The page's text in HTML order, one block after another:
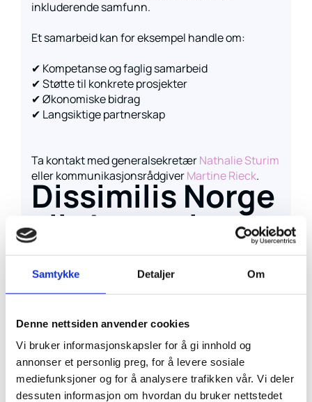
Samtykke Detaljer Om
Denne nettsiden anvender cookies
Vi bruker informasjonskapsler for å gi innhold og
annonser et personlig preg, for å levere sosiale
mediefunksjoner og for å analysere trafikken vår. Vi deler
dessuten informasjon om hvordan du bruker nettstedet
inkluderende samfunn.
Et samarbeid kan for eksempel handle om:
✔ Kompetanse og faglig samarbeid
✔ Støtte til konkrete prosjekter
✔ Økonomiske bidrag
✔ Langsiktige partnerskap
Ta kontakt med generalsekretærNathalie Sturim
eller kommunikasjonsrådgiverMartine Rieck.
Dissimilis Norge
vil skape plass
til alle – på
scenen og i livet
Dissimilis Norge arbeider for at mennesker med
utviklingshemming og funksjonsnedsettelser
skal være en likeverdig del av kultur- og
samfunnslivet. Gjennom vårt arbeid vil vi sikre at
alle får muligheten til å delta som aktive